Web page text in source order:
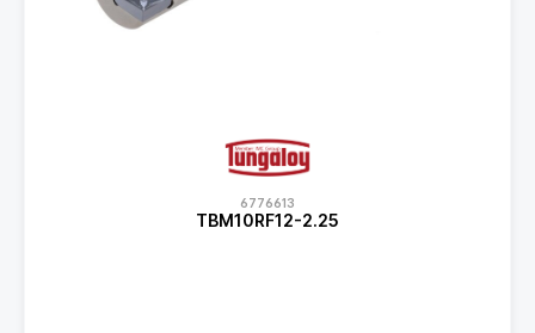
6776613
TBM10RF12-2.25